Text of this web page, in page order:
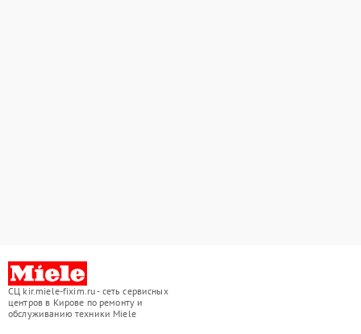
СЦ kir.miele-fixim.ru - сеть сервисных
центров в Кирове по ремонту и
обслуживанию техники Miele